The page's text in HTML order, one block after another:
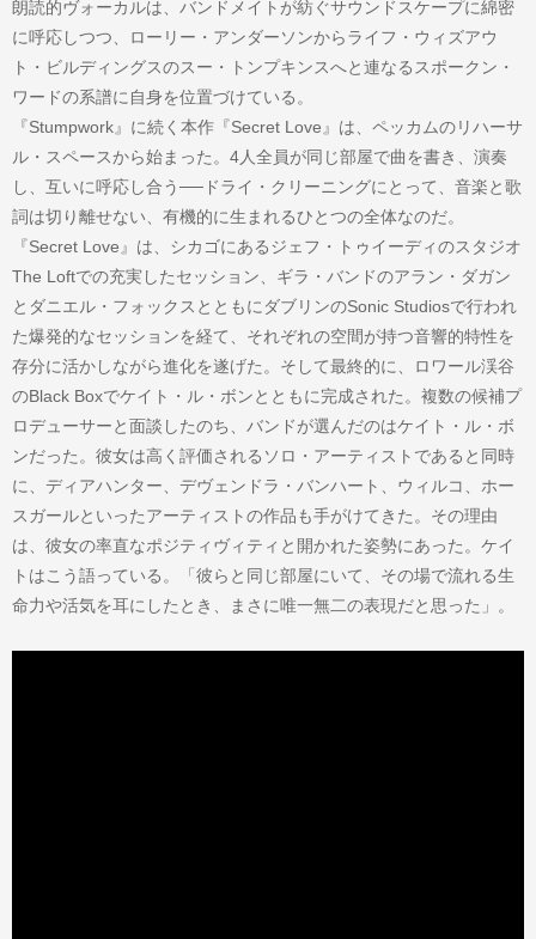
朗読的ヴォーカルは、バンドメイトが紡ぐサウンドスケープに綿密
に呼応しつつ、ローリー・アンダーソンからライフ・ウィズアウ
ト・ビルディングスのスー・トンプキンスへと連なるスポークン・
ワードの系譜に自身を位置づけている。
『Stumpwork』に続く本作『Secret Love』は、ペッカムのリハーサ
ル・スペースから始まった。4人全員が同じ部屋で曲を書き、演奏
し、互いに呼応し合う──ドライ・クリーニングにとって、音楽と歌
詞は切り離せない、有機的に生まれるひとつの全体なのだ。
『Secret Love』は、シカゴにあるジェフ・トゥイーディのスタジオ
The Loftでの充実したセッション、ギラ・バンドのアラン・ダガン
とダニエル・フォックスとともにダブリンのSonic Studiosで行われ
た爆発的なセッションを経て、それぞれの空間が持つ音響的特性を
存分に活かしながら進化を遂げた。そして最終的に、ロワール渓谷
のBlack Boxでケイト・ル・ボンとともに完成された。複数の候補プ
ロデューサーと面談したのち、バンドが選んだのはケイト・ル・ボ
ンだった。彼女は高く評価されるソロ・アーティストであると同時
に、ディアハンター、デヴェンドラ・バンハート、ウィルコ、ホー
スガールといったアーティストの作品も手がけてきた。その理由
は、彼女の率直なポジティヴィティと開かれた姿勢にあった。ケイ
トはこう語っている。「彼らと同じ部屋にいて、その場で流れる生
命力や活気を耳にしたとき、まさに唯一無二の表現だと思った」。